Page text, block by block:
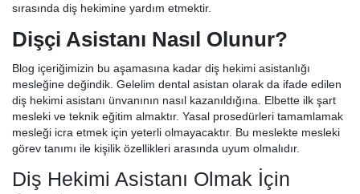
sırasında diş hekimine yardım etmektir.
Dişçi Asistanı Nasıl Olunur?
Blog içeriğimizin bu aşamasına kadar diş hekimi asistanlığı
mesleğine değindik. Gelelim dental asistan olarak da ifade edilen
diş hekimi asistanı ünvanının nasıl kazanıldığına. Elbette ilk şart
mesleki ve teknik eğitim almaktır. Yasal prosedürleri tamamlamak
mesleği icra etmek için yeterli olmayacaktır. Bu meslekte mesleki
görev tanımı ile kişilik özellikleri arasında uyum olmalıdır.
Diş Hekimi Asistanı Olmak İçin